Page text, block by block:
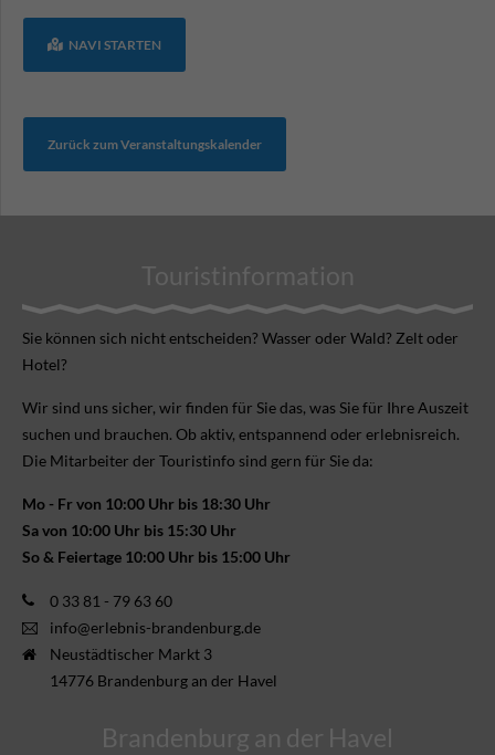
NAVI STARTEN
Zurück zum Veranstaltungskalender
Touristinformation
Sie können sich nicht ent­scheiden? Wasser oder Wald? Zelt oder
Hotel?
Wir sind uns sicher, wir finden für Sie das, was Sie für Ihre Aus­zeit
suchen und brauchen. Ob aktiv, ent­spannend oder erlebnis­reich.
Die Mitarbeiter der Touristinfo sind gern für Sie da:
Mo - Fr von 10:00 Uhr bis 18:30 Uhr
Sa von 10:00 Uhr bis 15:30 Uhr
So & Feiertage 10:00 Uhr bis 15:00 Uhr
0 33 81 - 79 63 60
info@erlebnis-brandenburg.de
Neustädtischer Markt 3
14776 Brandenburg an der Havel
Brandenburg an der Havel